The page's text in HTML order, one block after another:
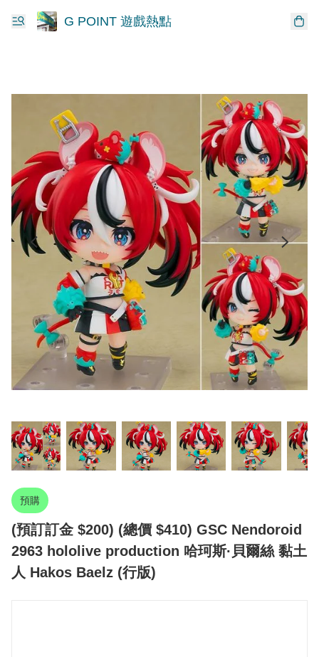
G POINT 遊戲熱點
預購
(預訂訂金 $200) (總價 $410) GSC Nendoroid
2963 hololive production 哈珂斯·貝爾絲 黏土
人 Hakos Baelz (行版)